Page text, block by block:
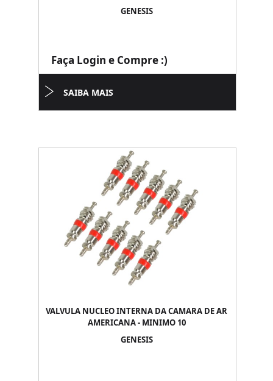
GENESIS
Faça Login e Compre :)
SAIBA MAIS
VALVULA NUCLEO INTERNA DA CAMARA DE AR
AMERICANA - MINIMO 10
GENESIS